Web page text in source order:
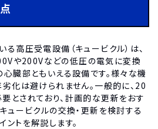
高圧受電設備（キュービクル）は、
や200Vなどの低圧の電気に変換
心臓部ともいえる設備です。様々な機
化は避けられません。一般的に、20
とされており、計画的な更新をおす
ュービクルの交換・更新を検討する
トを解説します。